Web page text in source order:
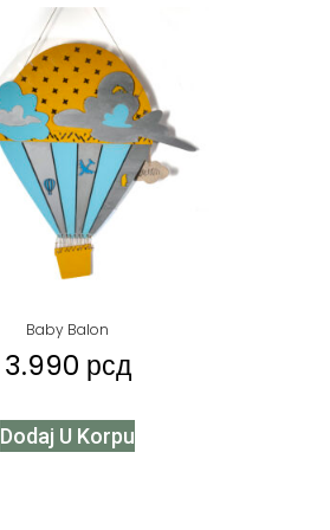
Baby Balon
3.990 рсд
Dodaj U Korpu